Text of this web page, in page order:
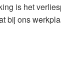
is het
ons